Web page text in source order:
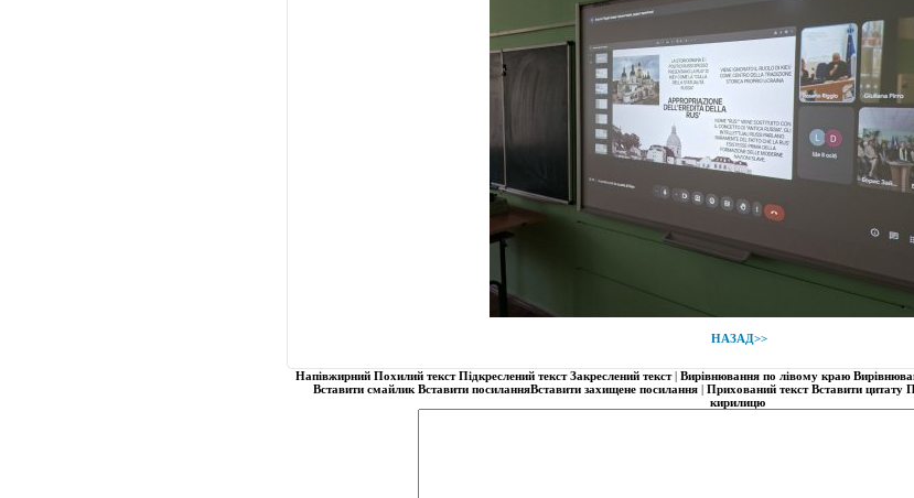
НАЗАД>>
Напівжирний Похилий текст Підкреслений текст Закреслений текст Вирівнювання по лівому краю
Вставити смайлик Вставити посиланняВставити захищене посилання Прихований текст Вставити цитату
кирилицю